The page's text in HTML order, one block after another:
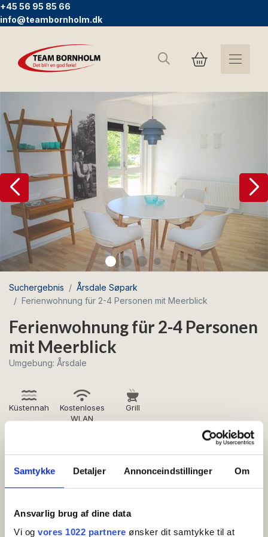
Samtykke Detaljer Annonceindstillinger Om
Ansvarlig brug af dine data
Vi og vores 1022 partnere ønsker dit samtykke til at
+45 56 95 85 66
info@teambornholm.dk
Suchen
Suchergebnis
Årsdale Søpark
Ferienwohnung für 2-4 Personen mit Meerblick
Ferienwohnung für 2-4 Personen
mit Meerblick
Umgebung: Årsdale
Küstennah
Kostenloses
WLAN
Grill
von der Bornholmer Designerin Pernille Bülow.
große und gut ausgestattete Küche mit Geschirrspüler,
Schlafzimmer mit Doppelbett (2 Betten) und